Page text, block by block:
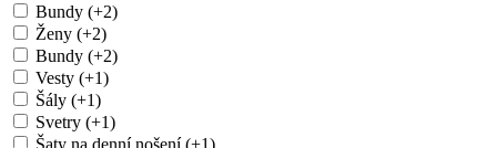
Bundy (+2)
Ženy (+2)
Bundy (+2)
Vesty (+1)
Šály (+1)
Svetry (+1)
Šaty na denní nošení (+1)